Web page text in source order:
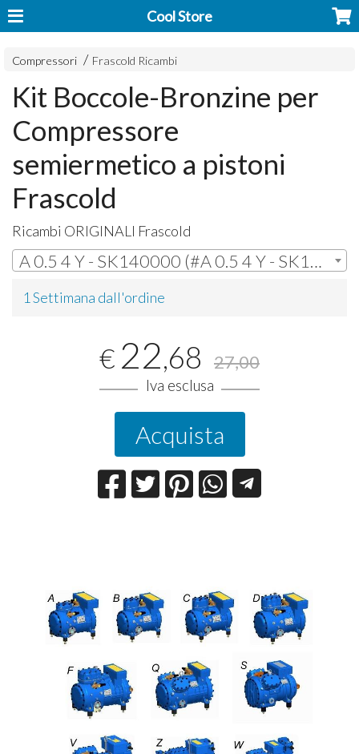
Cool Store
Compressori Frascold Ricambi
Kit Boccole-Bronzine per
Compressore
semiermetico a pistoni
Frascold
Ricambi ORIGINALI Frascold
A 0.5 4 Y - SK140000 (#A 0.5 4 Y - SK140000) | € 22,68
1 Settimana dall'ordine
€ 22,68 27,00
Iva esclusa
Acquista